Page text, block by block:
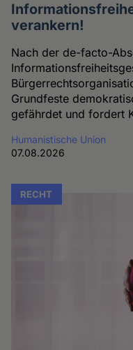
verankern!
Nach der de-facto-
Grundfeste
gefährdet und fordert
Humanistische Union
07.08.2026
RECHT